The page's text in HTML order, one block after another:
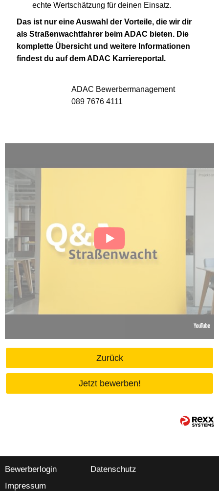
echte Wertschätzung für deinen Einsatz.
Das ist nur eine Auswahl der Vorteile, die wir dir
als Straßenwachtfahrer beim ADAC bieten. Die
komplette Übersicht und weitere Informationen
findest du auf dem ADAC Karriereportal.
ADAC Bewerbermanagement
089 7676 4111
Zurück
Jetzt bewerben!
Bewerberlogin
Datenschutz
Impressum